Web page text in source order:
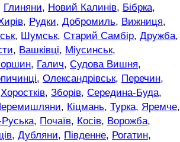
Глиняни, Новий Калинів, Бібрка,
, Рудки, Добромиль, Вижниця,
, Шумськ, Старий Самбір, Дружба,
, Вашківці, Міусинськ,
, Галич, Судова Вишня,
, Олександрівськ, Перечин,
Хоростків, Зборів, Середина-Буда,
, Кіцмань, Турка, Яремче,
, Почаїв, Косів, Ворожба,
, Дубляни, Південне, Рогатин,